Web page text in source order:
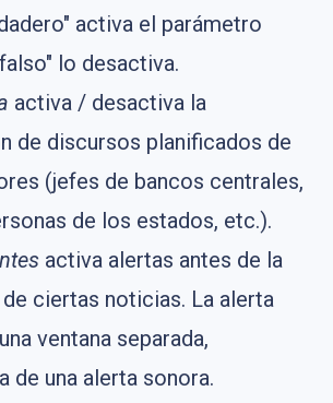
activa el parámetro
lo desactiva.
activa / desactiva la
de discursos planificados de
(jefes de bancos centrales,
de los estados, etc.).
activa alertas antes de la
ciertas noticias. La alerta
ventana separada,
de una alerta sonora.